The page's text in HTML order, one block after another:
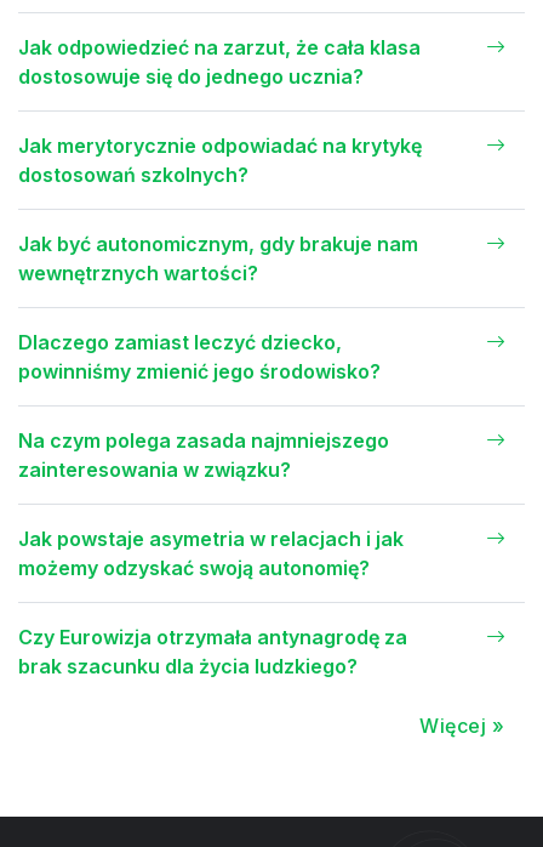
Jak odpowiedzieć na zarzut, że cała klasa
dostosowuje się do jednego ucznia?
Jak merytorycznie odpowiadać na krytykę
dostosowań szkolnych?
Jak być autonomicznym, gdy brakuje nam
wewnętrznych wartości?
Dlaczego zamiast leczyć dziecko,
powinniśmy zmienić jego środowisko?
Na czym polega zasada najmniejszego
zainteresowania w związku?
Jak powstaje asymetria w relacjach i jak
możemy odzyskać swoją autonomię?
Czy Eurowizja otrzymała antynagrodę za
brak szacunku dla życia ludzkiego?
Więcej »